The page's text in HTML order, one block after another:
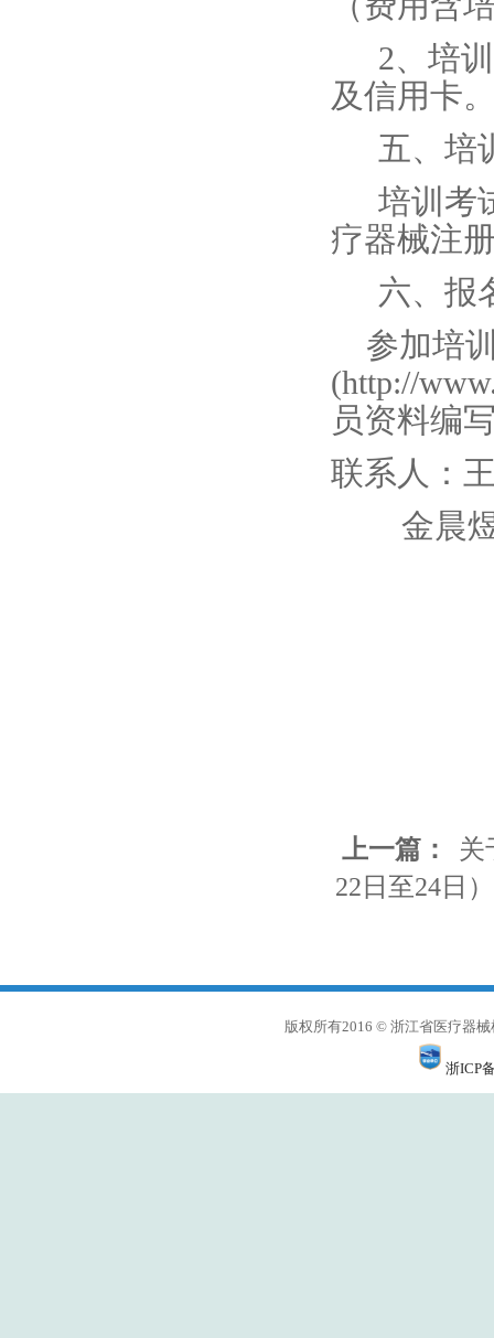
2、培
及信用卡
五、培
培训考
疗器械注
六、报
参加培训
(http://
员资料编
联系人：
金晨煜
上一篇：
关
22日至24日）
版权所有2016 © 浙江省医疗器
浙ICP